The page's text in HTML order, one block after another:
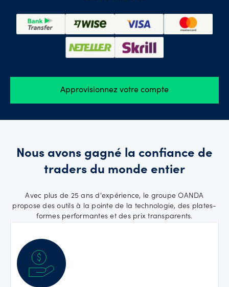
Approvisionnez votre compte
Nous avons gagné la confiance de
traders du monde entier
Avec plus de 25 ans d'expérience, le groupe OANDA
propose des outils à la pointe de la technologie, des plates-
formes performantes et des prix transparents.